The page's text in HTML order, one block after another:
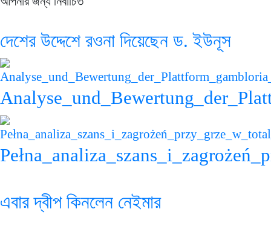
দেশের উদ্দেশে রওনা দিয়েছেন ড. ইউনূস
এবার দ্বীপ কিনলেন নেইমার